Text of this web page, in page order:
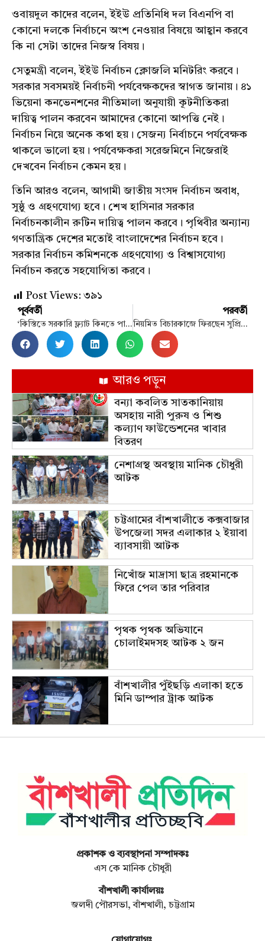
ওবায়দুল কাদের বলেন, ইইউ প্রতিনিধি দল বিএনপি বা
কোনো দলকে নির্বাচনে অংশ নেওয়ার বিষয়ে আহ্বান করবে
কি না সেটা তাদের নিজস্ব বিষয়।
সেতুমন্ত্রী বলেন, ইইউ নির্বাচন ক্লোজলি মনিটরিং করবে।
সরকার সবসময়ই নির্বাচনী পর্যবেক্ষকদের স্বাগত জানায়। ৪১
ভিয়েনা কনভেনশনের নীতিমালা অনুযায়ী কূটনীতিকরা
দায়িত্ব পালন করবেন আমাদের কোনো আপত্তি নেই।
নির্বাচন নিয়ে অনেক কথা হয়। সেজন্য নির্বাচনে পর্যবেক্ষক
থাকলে ভালো হয়। পর্যবেক্ষকরা সরেজমিনে নিজেরাই
দেখবেন নির্বাচন কেমন হয়।
তিনি আরও বলেন, আগামী জাতীয় সংসদ নির্বাচন অবাধ,
সুষ্ঠু ও গ্রহণযোগ্য হবে। শেখ হাসিনার সরকার
নির্বাচনকালীন রুটিন দায়িত্ব পালন করবে। পৃথিবীর অন্যান্য
গণতান্ত্রিক দেশের মতোই বাংলাদেশের নির্বাচন হবে।
সরকার নির্বাচন কমিশনকে গ্রহণযোগ্য ও বিশ্বাসযোগ্য
নির্বাচন করতে সহযোগিতা করবে।
Post Views: ৩৯১
পূর্ববর্তী
‘কিস্তিতে সরকারি ফ্ল্যাট কিনতে পারবে সাংবাদিকরা’
পরবর্তী
নিয়মিত বিচারকাজে ফিরছেন সুপ্রিম কোর্ট
আরও পড়ুন
বন্যা কবলিত সাতকানিয়ায়
অসহায় নারী পুরুষ ও শিশু
কল্যাণ ফাউন্ডেশনের খাবার
বিতরণ
নেশাগ্রস্থ অবস্থায় মানিক চৌধুরী
আটক
চট্টগ্রামের বাঁশখালীতে কক্সবাজার
উপজেলা সদর এলাকার ২ ইয়াবা
ব্যাবসায়ী আটক
নিখোঁজ মাদ্রাসা ছাত্র রহমানকে
ফিরে পেল তার পরিবার
পৃথক পৃথক অভিযানে
চোলাইমদসহ আটক ২ জন
বাঁশখালীর পুঁইছড়ি এলাকা হতে
মিনি ডাম্পার ট্রাক আটক
প্রকাশক ও ব্যবস্থাপনা সম্পাদকঃ
এস কে মানিক চৌধুরী
বাঁশখালী কার্যালয়ঃ
জলদী পৌরসভা, বাঁশখালী, চট্টগ্রাম